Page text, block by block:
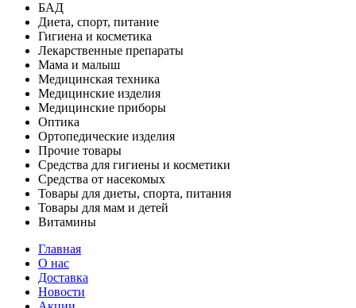
БАД
Диета, спорт, питание
Гигиена и косметика
Лекарственные препараты
Мама и малыш
Медицинская техника
Медицинские изделия
Медицинские приборы
Оптика
Ортопедические изделия
Прочие товары
Средства для гигиены и косметики
Средства от насекомых
Товары для диеты, спорта, питания
Товары для мам и детей
Витамины
Главная
О нас
Доставка
Новости